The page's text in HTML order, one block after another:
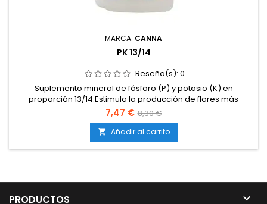
MARCA: CANNA
PK 13/14
Reseña(s): 0
Suplemento mineral de fósforo (P) y potasio (K) en
proporción 13/14.Estimula la producción de flores más
grandes, compactas y pesadas.Refuerza la fase media y
final de la floración.Aumenta el contenido en azúcares,
mejorando el sabor y aroma de la cosecha.Compatible con
cultivos en tierra, coco e hidroponía.Fácil de usar y de
rápida...
7,47 € 8,30 €
 Añadir al carrito
PRODUCTOS 